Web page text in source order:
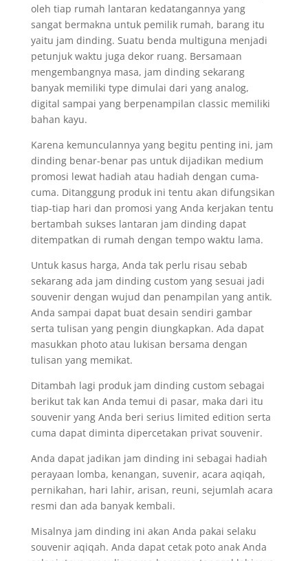
oleh tiap rumah lantaran kedatangannya yang
sangat bermakna untuk pemilik rumah, barang itu
yaitu jam dinding. Suatu benda multiguna menjadi
petunjuk waktu juga dekor ruang. Bersamaan
mengembangnya masa, jam dinding sekarang
banyak memiliki type dimulai dari yang analog,
digital sampai yang berpenampilan classic memiliki
bahan kayu.
Karena kemunculannya yang begitu penting ini, jam
dinding benar-benar pas untuk dijadikan medium
promosi lewat hadiah atau hadiah dengan cuma-
cuma. Ditanggung produk ini tentu akan difungsikan
tiap-tiap hari dan promosi yang Anda kerjakan tentu
bertambah sukses lantaran jam dinding dapat
ditempatkan di rumah dengan tempo waktu lama.
Untuk kasus harga, Anda tak perlu risau sebab
sekarang ada jam dinding custom yang sesuai jadi
souvenir dengan wujud dan penampilan yang antik.
Anda sampai dapat buat desain sendiri gambar
serta tulisan yang pengin diungkapkan. Ada dapat
masukkan photo atau lukisan bersama dengan
tulisan yang memikat.
Ditambah lagi produk jam dinding custom sebagai
berikut tak kan Anda temui di pasar, maka dari itu
souvenir yang Anda beri serius limited edition serta
cuma dapat diminta dipercetakan privat souvenir.
Anda dapat jadikan jam dinding ini sebagai hadiah
perayaan lomba, kenangan, suvenir, acara aqiqah,
pernikahan, hari lahir, arisan, reuni, sejumlah acara
resmi dan ada banyak kembali.
Misalnya jam dinding ini akan Anda pakai selaku
souvenir aqiqah. Anda dapat cetak poto anak Anda